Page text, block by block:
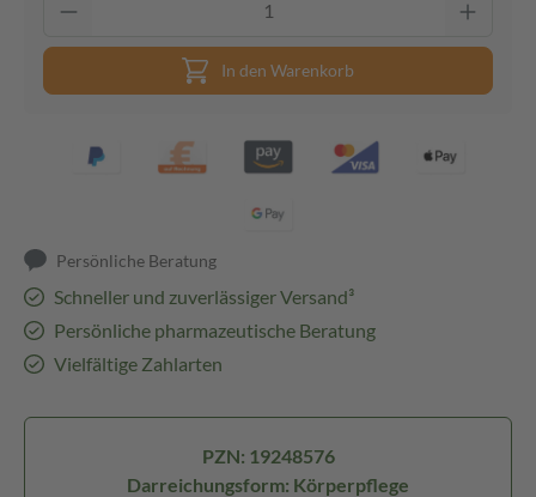
In den Warenkorb
Persönliche Beratung
Schneller und zuverlässiger Versand³
Persönliche pharmazeutische Beratung
Vielfältige Zahlarten
PZN: 19248576
Darreichungsform: Körperpflege